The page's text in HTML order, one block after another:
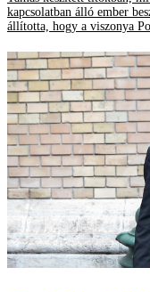
kapcsolatban álló ember
állította, hogy a viszonya